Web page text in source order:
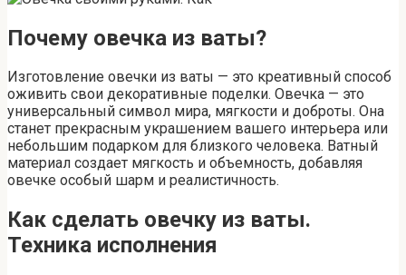
Почему овечка из ваты?
Изготовление овечки из ваты — это креативный способ
оживить свои декоративные поделки. Овечка — это
универсальный символ мира, мягкости и доброты. Она
станет прекрасным украшением вашего интерьера или
небольшим подарком для близкого человека. Ватный
материал создает мягкость и объемность, добавляя
овечке особый шарм и реалистичность.
Как сделать овечку из ваты.
Техника исполнения